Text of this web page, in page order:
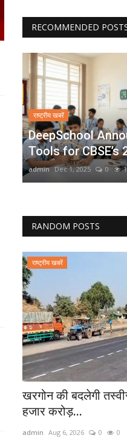
RECOMMENDED
राष्ट्रीय खबरें
DeepSchool
Tools for CBSE’s
admin Dec 1, 2025 0
RANDOM POSTS
राष्ट्रीय खबरें
खरगोन की बदलेगी
हजार करोड़...
admin Aug 6, 2026 0 0